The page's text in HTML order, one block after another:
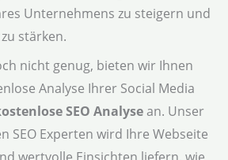
Unternehmens zu steigern und
stärken.
nicht genug, bieten wir Ihnen
Analyse Ihrer Social Media
SEO Analysean. Unser
SEO Experten wird Ihre Webseite